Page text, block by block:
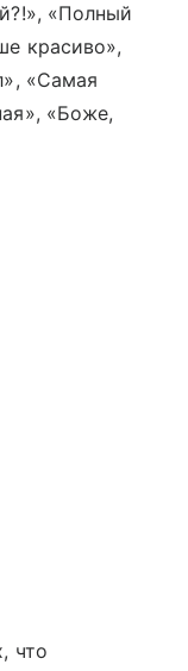
«Полный
красиво»,
«Самая
«Боже,
что